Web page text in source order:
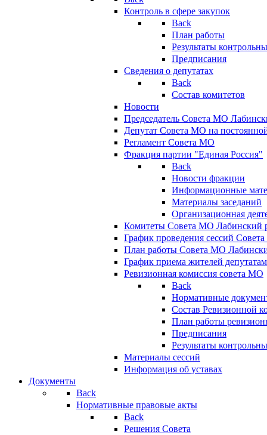
Контроль в сфере закупок
Back
План работы
Результаты
Предписания
Сведения о депутатах
Back
Состав комитетов
Новости
Председатель Совета МО
Депутат Совета МО на
Регламент Совета МО
Фракция партии "Единая Россия"
Back
Новости фракции
Информационные
Материалы заседаний
Организационная
Комитеты Совета МО Лабинский
График проведения сессий
План работы Совета МО
График приема жителей
Ревизионная комиссия совета МО
Back
Нормативные
Состав Ревизионной
План работы
Предписания
Результаты
Материалы сессий
Информация об уставах
Документы
Back
Нормативные правовые акты
Back
Решения Совета